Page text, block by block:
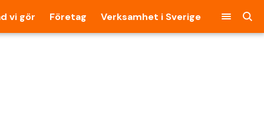
vi gör Företag Verksamhet i Sverige